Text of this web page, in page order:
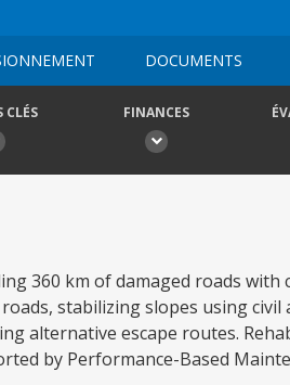
DOCUMENTS
CLÉS FINANCES
360 km of damaged roads
stabilizing slopes using
alternative escape routes.
by Performance-Based